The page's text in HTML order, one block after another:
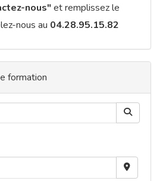
nous"et remplissez le
nous au 04.28.95.15.82
formation